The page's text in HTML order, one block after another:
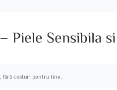
Piele Sensibila si
costuri pentru tine.